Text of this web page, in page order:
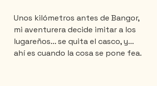
Unos kilómetros antes de Bangor,
mi aventurera decide imitar a los
lugareños... se quita el casco, y...
ahí es cuando la cosa se pone fea.